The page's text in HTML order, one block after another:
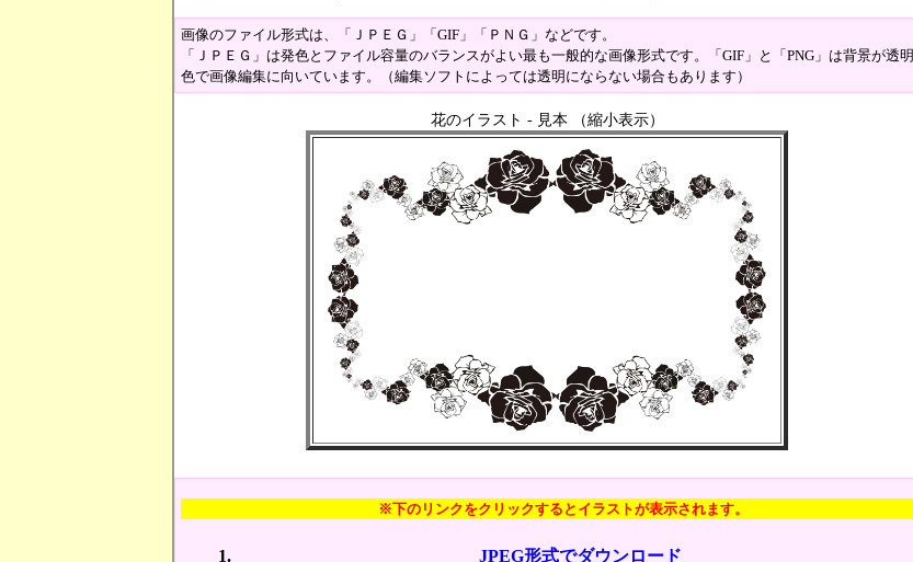
画像のファイル形式は、「ＪＰＥＧ」「GIF」「ＰＮＧ」などです。
「ＪＰＥＧ」は発色とファイル容量のバランスがよい最も一般的な画像形式です。「GIF」と「PNG」は背景が透明
色で画像編集に向いています。（編集ソフトによっては透明にならない場合もあります）
花のイラスト - 見本 （縮小表示）
※下のリンクをクリックするとイラストが表示されます。
JPEG形式でダウンロード